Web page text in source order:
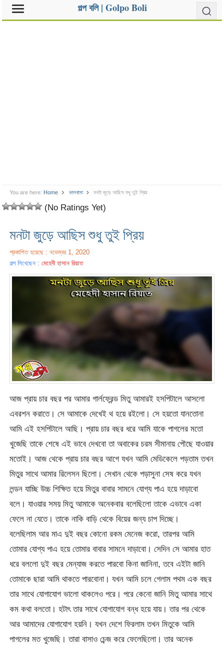
গল্প বলি | Golpo Boli
You are here: Home ভালবাসা মনটা জুড়ে আছিস শুধু তুই প্রিয়
(No Ratings Yet)
মনটা জুড়ে আছিস শুধু তুই প্রিয়
প্রকাশিত হয়েছে : নভেম্বর 1, 2020
গল্প লিখেছেন :মেহেদী হাসান রিয়াত
আজ প্রায় চার বছর পর আমার গার্লফ্রেন্ড মিতু আমারই হসপিটালে আসলো
এবরশন করাতে। সে আমাকে দেখেই থ হয়ে রইলো। সে হয়তো যানতোনা
আমি এই হসপিটালে আছি। প্রায় চার বছর ধরে আমি যাকে পাগলের মতো
খুজেছি তাকে শেষে এই ভাবে দেখবো তা অবাকের চরম সীমানায় পৌছে যাওয়ার
মতোই। আজ থেকে প্রায় চার বছর আগে যখন আমি মেডিকেলে পড়তাম তখন
মিতুর সাথে আমার রিলেসন ছিলো। সেখান থেকে পড়াসুনা সেষ করে যখন
লন্ডন যাচ্ছি উচ্চ শিক্ষিত হয়ে মিতুর বাবার সামনে যোগ্য পাএ হয়ে দাড়াবো
বলে। যাওয়ার সময় মিতু আমাকে অনেকবার বলেছিলো তাকে এভাবে একা
ফেলে না যেতে। তাকে নাকি বাড়ি থেকে বিয়ের জন্য চাপ দিচ্ছে।
বলেছিলাম আর মাএ দুই বছর কোনো রকম মেনেজ করো, তারপর আমি
তোমার যোগ্য পাএ হয়ে তোমার বাবার সামনে দাড়াবো। সেদিন সে আমার হাত
ধরে বললো দুই বছর মেন্যাজ করতে পারবো কিনা জানিনা, তবে এইটা জানি
তোমাকে ছারা আমি থাকতে পারবোনা। যখন আমি চলে গেলাম পথম এক বছর
তার সাথে যোগাযোগ ভালো থাকলেও পরে। পরে কেনো জানি মিতু আমার সাথে
কম কথা বলতো। হটাৎ তার সাথে যোগাযোগ বন্ধ হয়ে যায়। তার পর থেকে
আর আমাদের যোগাযোগ হয়নি। যখন দেশে ফিরলাম তখন মিতুকে আমি
পাগলের মত খুজেছি। তারা বাসাও চেন্জ করে ফেলেছিলো। তার অনেক